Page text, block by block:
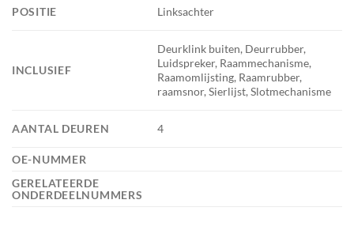
POSITIE Linksachter
INCLUSIEF
Deurklink buiten, Deurrubber,
Luidspreker, Raammechanisme,
Raamomlijsting, Raamrubber,
raamsnor, Sierlijst, Slotmechanisme
AANTAL DEUREN 4
OE-NUMMER
GERELATEERDE
ONDERDEELNUMMERS